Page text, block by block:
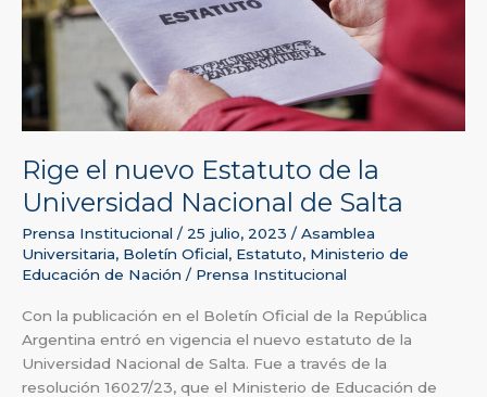
Rige el nuevo Estatuto de la
Universidad Nacional de Salta
Prensa Institucional / 25 julio, 2023 / Asamblea
Universitaria, Boletín Oficial, Estatuto, Ministerio de
Educación de Nación / Prensa Institucional
Con la publicación en el Boletín Oficial de la República
Argentina entró en vigencia el nuevo estatuto de la
Universidad Nacional de Salta. Fue a través de la
resolución 16027/23, que el Ministerio de Educación de
la
Universidad
Nacional
de